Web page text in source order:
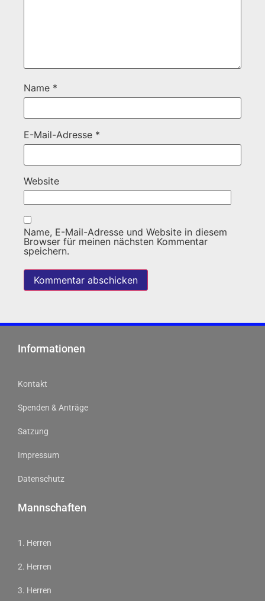
Name *
E-Mail-Adresse *
Website
Name, E-Mail-Adresse und Website in diesem
Browser für meinen nächsten Kommentar
speichern.
Informationen
Kontakt
Spenden & Anträge
Satzung
Impressum
Datenschutz
Mannschaften
1. Herren
2. Herren
3. Herren